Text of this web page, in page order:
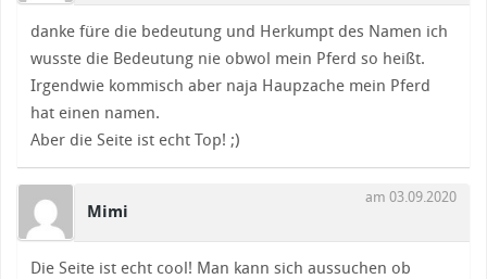
danke füre die bedeutung und Herkumpt des Namen ich
wusste die Bedeutung nie obwol mein Pferd so heißt.
Irgendwie kommisch aber naja Haupzache mein Pferd
hat einen namen.
Aber die Seite ist echt Top! ;)
Mimi
am 03.09.2020
Die Seite ist echt cool! Man kann sich aussuchen ob